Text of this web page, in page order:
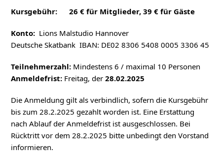
Kursgebühr: 26 € für Mitglieder, 39 € für Gäste
Konto: Lions Malstudio Hannover
Deutsche Skatbank IBAN: DE02 8306 5408 0005 3306 45
Teilnehmerzahl: Mindestens 6 / maximal 10 Personen
Anmeldefrist: Freitag, der28.02.2025
Die Anmeldung gilt als verbindlich, sofern die Kursgebühr
bis zum 28.2.2025 gezahlt worden ist. Eine Erstattung
nach Ablauf der Anmeldefrist ist ausgeschlossen. Bei
Rücktritt vor dem 28.2.2025 bitte unbedingt den Vorstand
informieren.